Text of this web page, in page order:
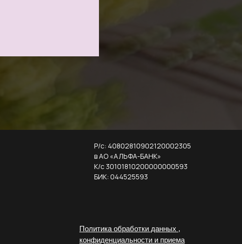
Р/с: 40802810902120002305
в АО «АЛЬФА-БАНК»
К/с 30101810200000000593
БИК: 044525593
Политика обработки данных ,
конфиденциальности и приема